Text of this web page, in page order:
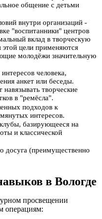
общение с детьми
внутри организаций -
"воспитанники" центров
вклад в творческую
этой цели применяются
молодёжи значительную
человека,
анкет или беседы.
творческие
в "ремёсла".
подходов к
интересов.
базирующееся на
и классической
досуга (преимущественно
в Вологде
просвещении
операциям: